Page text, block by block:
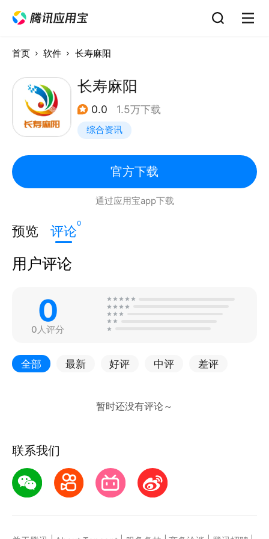
首页 软件 长寿麻阳
长寿麻阳
0.0 1.5万下载
综合资讯
官方下载
通过应用宝app下载
预览 评论0
用户评论
0
0人评分
全部 最新 好评 中评 差评
联系我们